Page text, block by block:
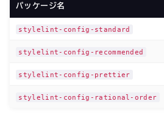
パッケージ名
stylelint-config-standard
stylelint-config-recommended
stylelint-config-prettier
stylelint-config-rational-order